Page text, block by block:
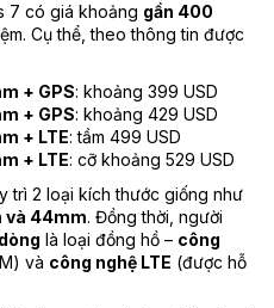
7 có giá khoảng gần 400
Cụ thể, theo thông tin được
+ GPS: khoảng 399 USD
+ GPS: khoảng 429 USD
+ LTE: tầm 499 USD
+ LTE: cỡ khoảng 529 USD
trì 2 loại kích thước giống như
và 44mm. Đồng thời, người
là loại đồng hồ – công
và công nghệ LTE (được hỗ